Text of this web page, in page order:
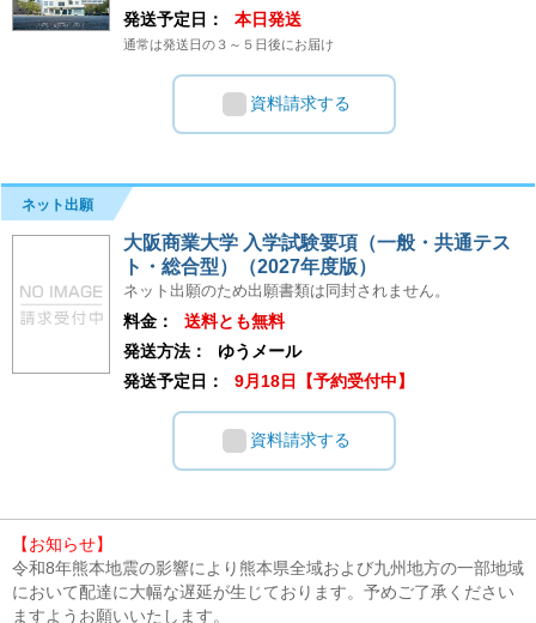
発送予定日：
本日発送
通常は発送日の３～５日後にお届け
資料請求する
ネット出願
大阪商業大学 入学試験要項（一般・共通テス
ト・総合型）（2027年度版）
ネット出願のため出願書類は同封されません。
料金：
送料とも無料
発送方法：
ゆうメール
発送予定日：
9月18日【予約受付中】
資料請求する
【お知らせ】
令和8年熊本地震の影響により熊本県全域および九州地方の一部地域
において配達に大幅な遅延が生じております。予めご了承ください
ますようお願いいたします。